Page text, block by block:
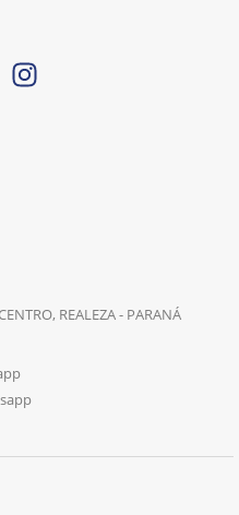
REALEZA - PARANÁ